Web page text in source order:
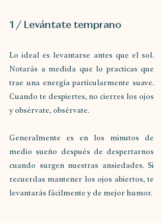
1 / Levántate temprano
Lo ideal es levantarse antes que el sol.
Notarás a medida que lo practicas que
trae una energía particularmente suave.
Cuando te despiertes, no cierres los ojos
y obsérvate, obsérvate.
Generalmente es en los minutos de
medio sueño después de despertarnos
cuando surgen nuestras ansiedades. Si
recuerdas mantener los ojos abiertos, te
levantarás fácilmente y de mejor humor.